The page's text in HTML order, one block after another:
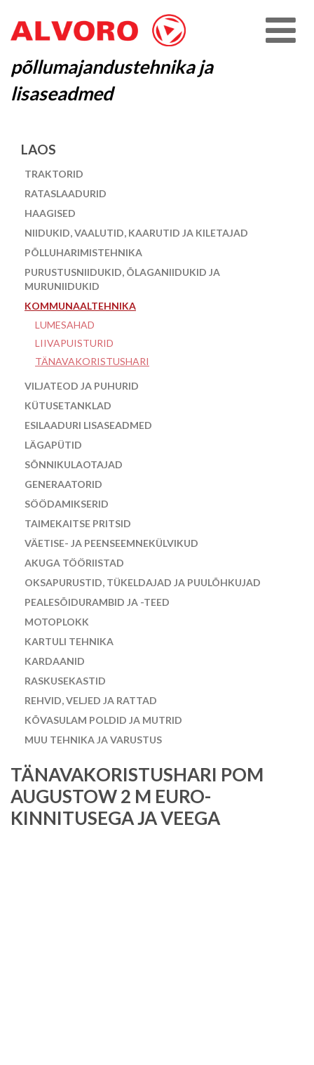
põllumajandustehnika ja
lisaseadmed
LAOS
TRAKTORID
RATASLAADURID
HAAGISED
NIIDUKID, VAALUTID, KAARUTID JA KILETAJAD
PÕLLUHARIMISTEHNIKA
PURUSTUSNIIDUKID, ÕLAGANIIDUKID JA
MURUNIIDUKID
KOMMUNAALTEHNIKA
LUMESAHAD
LIIVAPUISTURID
TÄNAVAKORISTUSHARI
VILJATEOD JA PUHURID
KÜTUSETANKLAD
ESILAADURI LISASEADMED
LÄGAPÜTID
SÕNNIKULAOTAJAD
GENERAATORID
SÖÖDAMIKSERID
TAIMEKAITSE PRITSID
VÄETISE- JA PEENSEEMNEKÜLVIKUD
AKUGA TÖÖRIISTAD
OKSAPURUSTID, TÜKELDAJAD JA PUULÕHKUJAD
PEALESÕIDURAMBID JA -TEED
MOTOPLOKK
KARTULI TEHNIKA
KARDAANID
RASKUSEKASTID
REHVID, VELJED JA RATTAD
KÕVASULAM POLDID JA MUTRID
MUU TEHNIKA JA VARUSTUS
TÄNAVAKORISTUSHARI POM
AUGUSTOW 2 M EURO-
KINNITUSEGA JA VEEGA